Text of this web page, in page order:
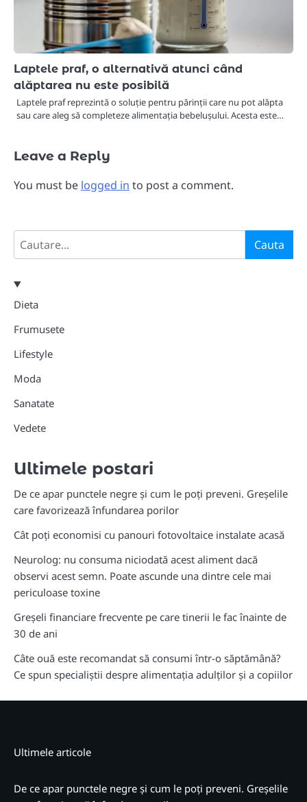
Laptele praf, o alternativă atunci când
alăptarea nu este posibilă
Laptele praf reprezintă o soluție pentru părinții care nu pot alăpta
sau care aleg să completeze alimentația bebelușului. Acesta este…
Leave a Reply
You must be logged in to post a comment.
Search Cauta
Dieta
Frumusete
Lifestyle
Moda
Sanatate
Vedete
Ultimele postari
De ce apar punctele negre și cum le poți preveni. Greșelile
care favorizează înfundarea porilor
Cât poți economisi cu panouri fotovoltaice instalate acasă
Neurolog: nu consuma niciodată acest aliment dacă
observi acest semn. Poate ascunde una dintre cele mai
periculoase toxine
Greșeli financiare frecvente pe care tinerii le fac înainte de
30 de ani
Câte ouă este recomandat să consumi într-o săptămână?
Ce spun specialiștii despre alimentația adulților și a copiilor
Ultimele articole
De ce apar punctele negre și cum le poți preveni. Greșelile